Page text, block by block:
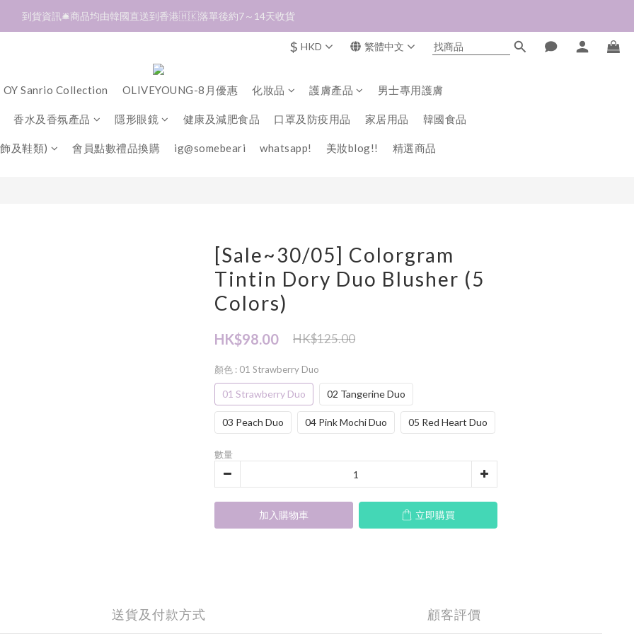
加入會員❤️生日月首天送$30 💛商品可郵寄至澳門🇲🇴及台灣🇹🇼
全單折扣後滿$380即可免運費📦 順豐營業點及自助櫃
加入會員❤️生日月首天送$30 💛商品可郵寄至澳門🇲🇴及台灣🇹🇼
$ HKD 繁體中文
OY Sanrio Collection OLIVEYOUNG-8月優惠 化妝品 護膚產品 男士專用護膚
香水及香氛產品 隱形眼鏡 健康及減肥食品 口罩及防疫用品 家居用品 韓國食品
及鞋類) 會員點數禮品換購 ig@somebeari whatsapp! 美妝blog!! 精選商品
[Sale~30/05] Colorgram
Tintin Dory Duo Blusher (5
Colors)
HK$98.00 HK$125.00
顏色 : 01 Strawberry Duo
01 Strawberry Duo 02 Tangerine Duo
03 Peach Duo 04 Pink Mochi Duo 05 Red Heart Duo
數量
加入購物車 立即購買
送貨及付款方式 顧客評價
立即購買